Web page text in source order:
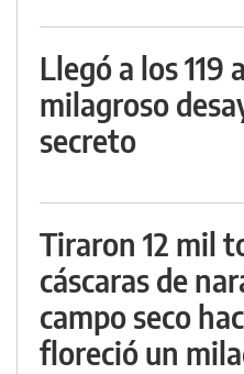
Llegó a los 119
milagroso
secreto
Tiraron 12 mil
cáscaras de
campo seco
floreció un